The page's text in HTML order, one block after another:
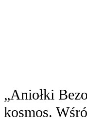
„Aniołki
kosmos.